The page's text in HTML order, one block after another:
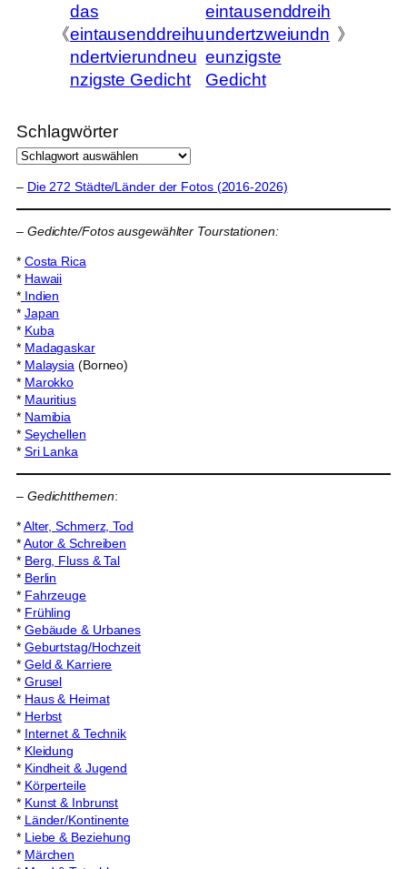
《
das
eintausenddreihu
ndertvierundneu
nzigste Gedicht
eintausenddreih
undertzweiundn
eunzigste
Gedicht
》
Schlagwörter
– Die 272 Städte/Länder der Fotos (2016-2026)
– Gedichte/Fotos ausgewählter Tourstationen:
* Costa Rica
* Hawaii
*Indien
* Japan
* Kuba
* Madagaskar
* Malaysia (Borneo)
* Marokko
* Mauritius
* Namibia
* Seychellen
* Sri Lanka
– Gedichtthemen:
*Alter, Schmerz, Tod
*Autor & Schreiben
* Berg, Fluss & Tal
* Berlin
* Fahrzeuge
* Frühling
* Gebäude & Urbanes
* Geburtstag/Hochzeit
* Geld & Karriere
* Grusel
* Haus & Heimat
* Herbst
* Internet & Technik
* Kleidung
* Kindheit & Jugend
* Körperteile
* Kunst & Inbrunst
* Länder/Kontinente
* Liebe & Beziehung
* Märchen